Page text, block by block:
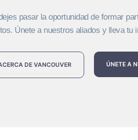
pasar la oportunidad de formar
Únete a nuestros aliados y lleva tu
DE VANCOUVER ÚNETE A